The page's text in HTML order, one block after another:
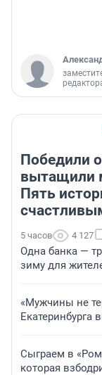
Победили
вытащили
Пять
5 часов 4 127
Одна банка —
зиму для
«Мужчины не
Екатеринбурга
Сыграем в
которая